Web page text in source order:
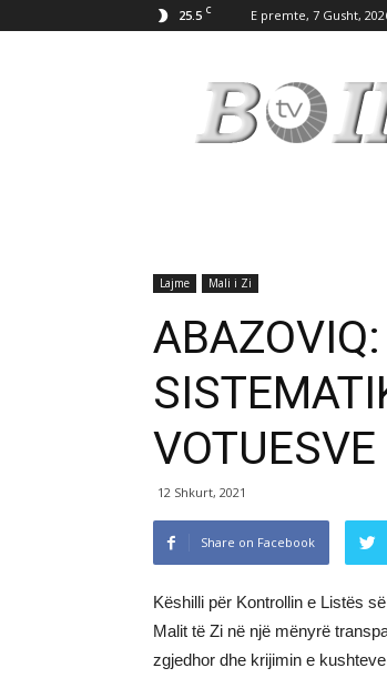
25.5 C E premte, 7 Gusht,
Boin
Lajme Mali i Zi
VOTUESVE
12 Shkurt, 2021
Share on Facebook
Këshilli për Kontrollin e Listës
Malit të Zi në një mënyrë
zgjedhor dhe krijimin e